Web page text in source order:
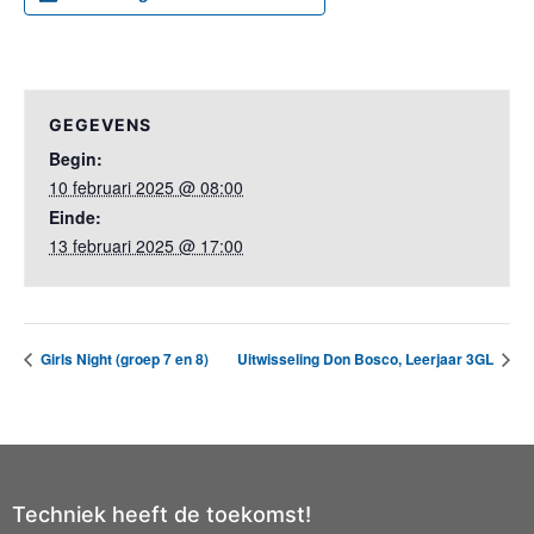
GEGEVENS
Begin:
10 februari 2025 @ 08:00
Einde:
13 februari 2025 @ 17:00
Girls Night (groep 7 en 8) Uitwisseling Don Bosco, Leerjaar 3GL
Techniek heeft de toekomst!